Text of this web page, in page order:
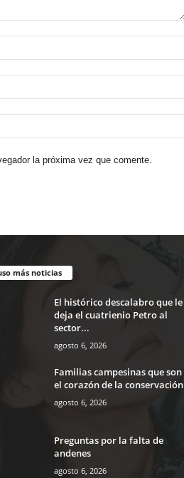
la próxima vez que comente.
más noticias
El histórico descalabro que le
deja el cuatrienio Petro al
sector...
agosto 6, 2026
Familias campesinas que son
el corazón de la conservación
agosto 6, 2026
Preguntas por la falta de
andenes
agosto 6, 2026